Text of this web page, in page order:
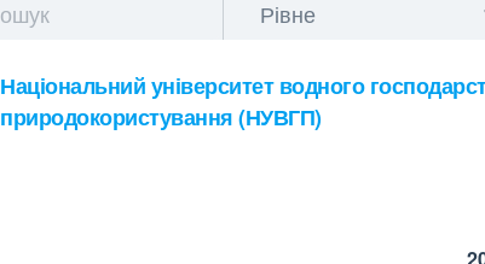
Національний університет водного
природокористування (НУВГП)